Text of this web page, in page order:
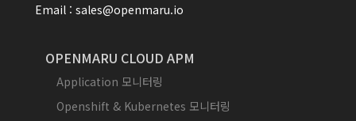
Email : sales@openmaru.io
OPENMARU CLOUD APM
Application 모니터링
Openshift & Kubernetes 모니터링